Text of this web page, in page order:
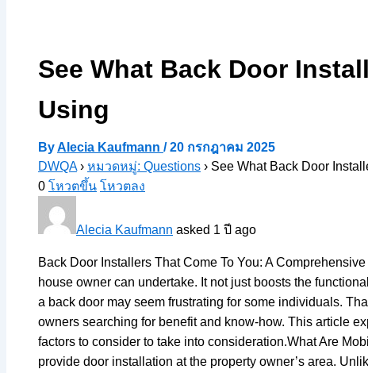
See What Back Door
Using
ByAlecia Kaufmann /20 กรกฎาคม 2025
DWQA› หมวดหมู่: Questions › See What Back Door
0 โหวตขึ้น โหวตลง
Alecia Kaufmann asked 1 ปี ago
Back Door Installers That Come To You: A
house owner can undertake. It not just boosts the
a back door may seem frustrating for some individuals.
owners searching for benefit and know-how. This article
factors to consider to take into consideration.What Are
provide door installation at the property owner’s area.